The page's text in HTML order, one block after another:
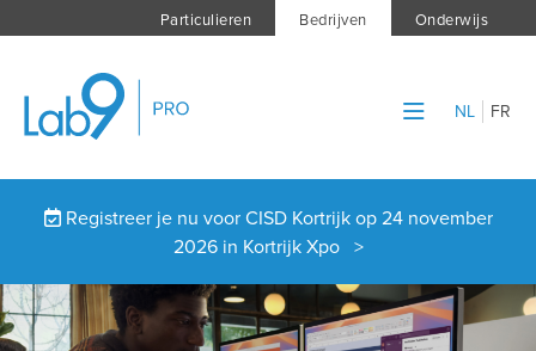
Particulieren Bedrijven Onderwijs
NL FR
Registreer je nu voor CISD Kortrijk op 24 november
2026 in Kortrijk Xpo >